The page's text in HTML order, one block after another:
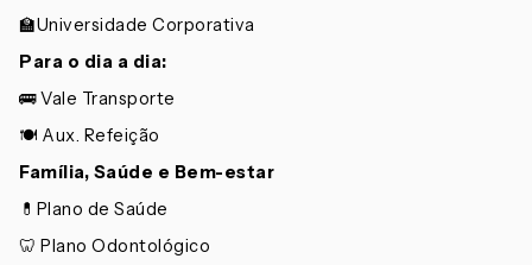
🏫Universidade Corporativa
Para o dia a dia:
🚌 Vale Transporte
🍽️ Aux. Refeição
Família, Saúde e Bem-estar
💊Plano de Saúde
🦷 Plano Odontológico